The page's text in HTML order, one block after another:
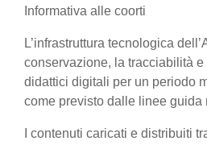
Informativa alle coorti
L’infrastruttura tecnologica
conservazione, la tracciabilità e
didattici digitali per un periodo
come previsto dalle linee guida
I contenuti caricati e distribuiti